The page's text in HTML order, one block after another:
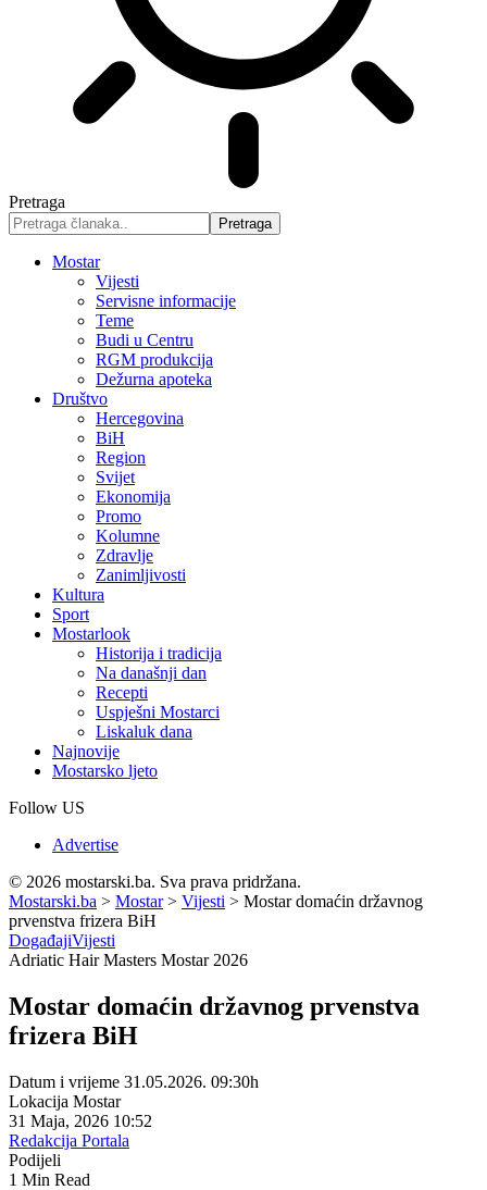
Pretraga
Mostar
Vijesti
Servisne informacije
Teme
Budi u Centru
RGM produkcija
Dežurna apoteka
Društvo
Hercegovina
BiH
Region
Svijet
Ekonomija
Promo
Kolumne
Zdravlje
Zanimljivosti
Kultura
Sport
Mostarlook
Historija i tradicija
Na današnji dan
Recepti
Uspješni Mostarci
Liskaluk dana
Najnovije
Mostarsko ljeto
Follow US
Advertise
© 2026 mostarski.ba. Sva prava pridržana.
Mostarski.ba > Mostar> Vijesti > Mostar domaćin državnog
prvenstva frizera BiH
DogađajiVijesti
Adriatic Hair Masters Mostar 2026
Mostar domaćin državnog prvenstva
frizera BiH
Datum i vrijeme 31.05.2026. 09:30h
Lokacija Mostar
31 Maja, 2026 10:52
Redakcija Portala
Podijeli
1 Min Read